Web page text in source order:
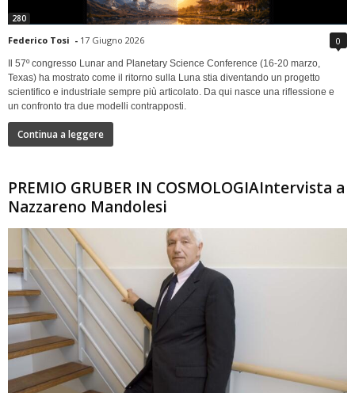
280
Federico Tosi - 17 Giugno 2026 0
Il 57º congresso Lunar and Planetary Science Conference (16-20 marzo,
Texas) ha mostrato come il ritorno sulla Luna stia diventando un progetto
scientifico e industriale sempre più articolato. Da qui nasce una riflessione e
un confronto tra due modelli contrapposti.
Continua a leggere
PREMIO GRUBER IN COSMOLOGIAIntervista a
Nazzareno Mandolesi